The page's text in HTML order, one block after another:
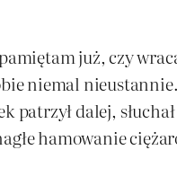
już, czy
niemal
patrzył dalej,
hamowanie